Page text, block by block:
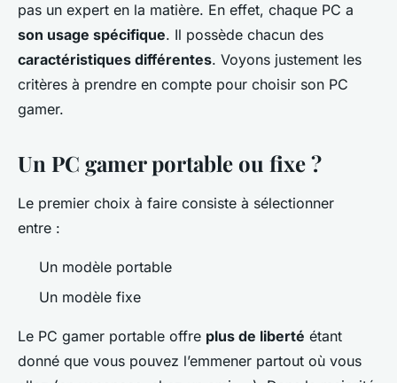
pas un expert en la matière. En effet, chaque PC a
son usage spécifique. Il possède chacun des
caractéristiques différentes. Voyons justement les
critères à prendre en compte pour choisir son PC
gamer.
Un PC gamer portable ou fixe ?
Le premier choix à faire consiste à sélectionner
entre :
Un modèle portable
Un modèle fixe
Le PC gamer portable offre plus de liberté étant
donné que vous pouvez l’emmener partout où vous